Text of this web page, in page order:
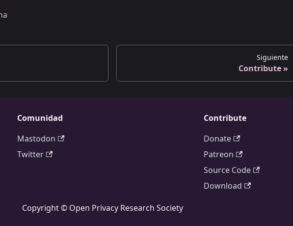
Siguiente
Contribute
Comunidad
Mastodon
Twitter
Contribute
Donate
Patreon
Source Code
Download
Copyright © Open Privacy Research Society